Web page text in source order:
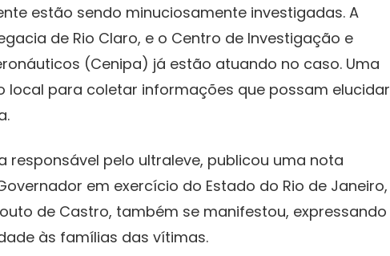
estão sendo minuciosamente investigadas. A
de Rio Claro, e o Centro de Investigação e
(Cenipa) já estão atuando no caso. Uma
local para coletar informações que possam elucidar
responsável pelo ultraleve, publicou uma nota
em exercício do Estado do Rio de Janeiro,
de Castro, também se manifestou, expressando
às famílias das vítimas.